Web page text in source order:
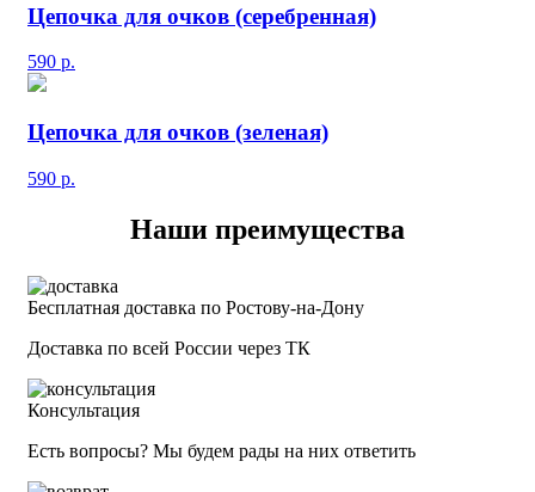
Цепочка для очков (серебренная)
590 р.
Цепочка для очков (зеленая)
590 р.
Наши преимущества
Бесплатная доставка по Ростову-на-Дону
Доставка по всей России через ТК
Консультация
Есть вопросы? Мы будем рады на них ответить